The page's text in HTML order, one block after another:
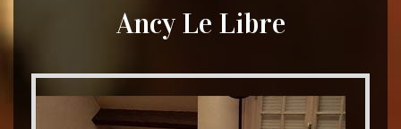
Ancy Le Libre